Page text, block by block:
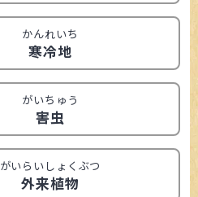
かんれいち
寒冷地
がいちゅう
害虫
がいらいしょくぶつ
外来植物